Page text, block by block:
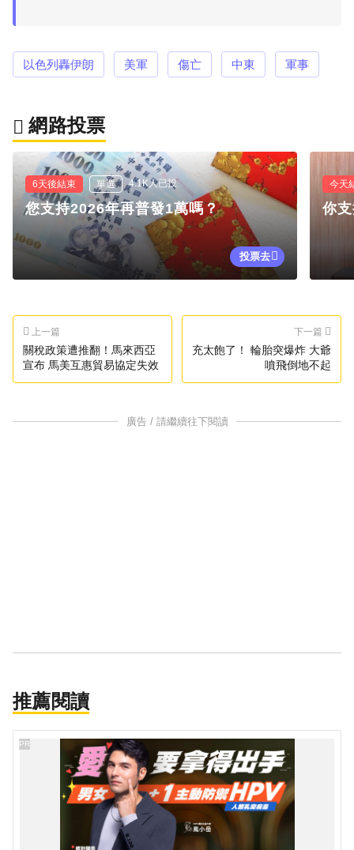
以色列轟伊朗 美軍 傷亡 中東 軍事
網路投票
6天後結束 單選 4.1K人已投
您支持2026年再普發1萬嗎？
投票去
今天
你
上一篇
關稅政策遭推翻！馬來西亞
宣布 馬美互惠貿易協定失效
下一篇
充太飽了！ 輪胎突爆炸 大爺
噴飛倒地不起
廣告 / 請繼續往下閱讀
推薦閱讀
PR